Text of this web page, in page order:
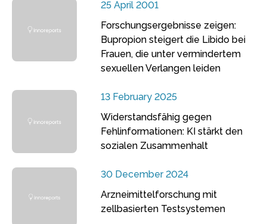
25 April 2001
Forschungsergebnisse zeigen:
Bupropion steigert die Libido bei
Frauen, die unter vermindertem
sexuellen Verlangen leiden
13 February 2025
Widerstandsfähig gegen
Fehlinformationen: KI stärkt den
sozialen Zusammenhalt
30 December 2024
Arzneimittelforschung mit
zellbasierten Testsystemen